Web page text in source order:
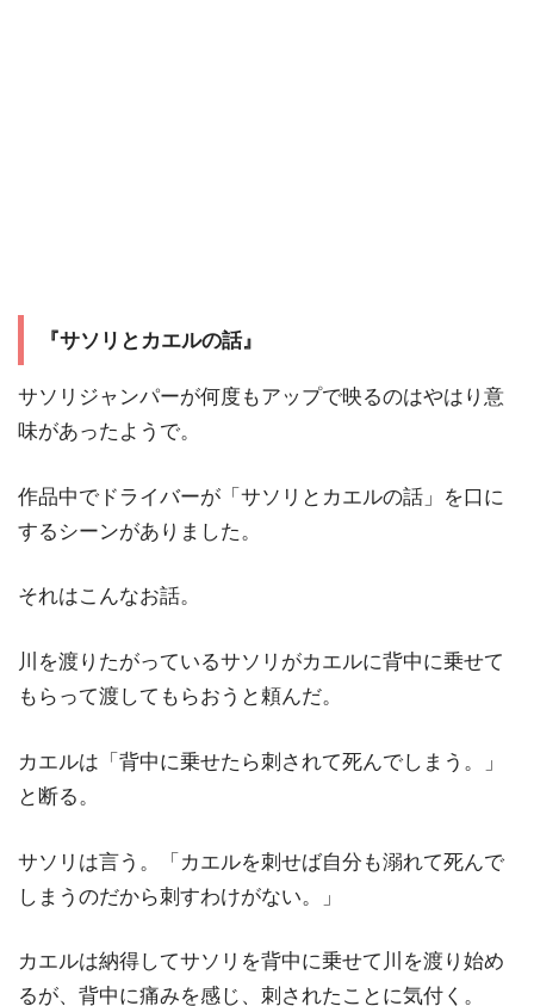
『サソリとカエルの話』
サソリジャンパーが何度もアップで映るのはやはり意
味があったようで。
作品中でドライバーが「サソリとカエルの話」を口に
するシーンがありました。
それはこんなお話。
川を渡りたがっているサソリがカエルに背中に乗せて
もらって渡してもらおうと頼んだ。
カエルは「背中に乗せたら刺されて死んでしまう。」
と断る。
サソリは言う。「カエルを刺せば自分も溺れて死んで
しまうのだから刺すわけがない。」
カエルは納得してサソリを背中に乗せて川を渡り始め
るが、背中に痛みを感じ、刺されたことに気付く。